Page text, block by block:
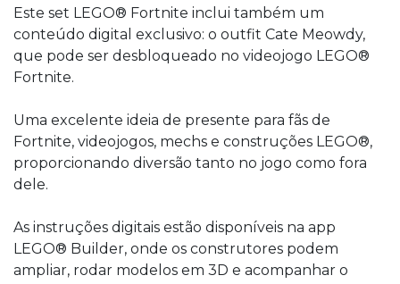
Este set LEGO® Fortnite inclui também um
conteúdo digital exclusivo: o outfit Cate Meowdy,
que pode ser desbloqueado no videojogo LEGO®
Fortnite.
Uma excelente ideia de presente para fãs de
Fortnite, videojogos, mechs e construções LEGO®,
proporcionando diversão tanto no jogo como fora
dele.
As instruções digitais estão disponíveis na app
LEGO® Builder, onde os construtores podem
ampliar, rodar modelos em 3D e acompanhar o